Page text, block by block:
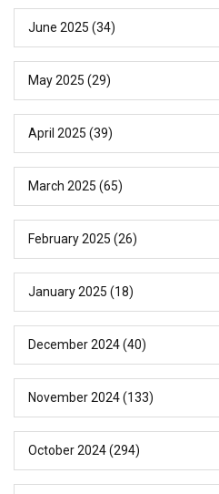
June 2025 (34)
May 2025 (29)
April 2025 (39)
March 2025 (65)
February 2025 (26)
January 2025 (18)
December 2024(40)
November 2024(133)
October 2024(294)